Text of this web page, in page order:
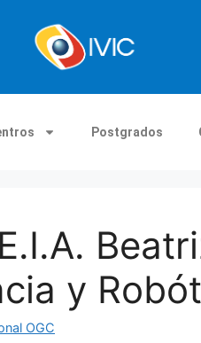
Postgrados
y
OGC